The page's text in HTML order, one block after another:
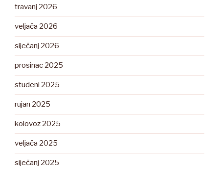
travanj 2026
veljača 2026
siječanj 2026
prosinac 2025
studeni 2025
rujan 2025
kolovoz 2025
veljača 2025
siječanj 2025